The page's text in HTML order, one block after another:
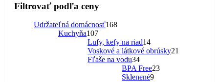
Filtrovať podľa ceny
Udržateľná domácnosť168168
Kuchyňa107107
produktov
Lufy, kefy na riad1414
produktov
Voskové a látkové obrúsky21
Fľaše na vodu3434
produktov
BPA Free2323
Sklenené99